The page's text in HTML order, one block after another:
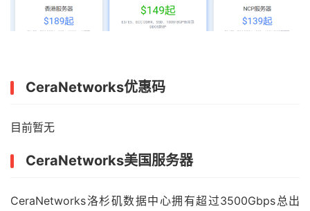
CeraNetworks优惠码
目前暂无
CeraNetworks美国服务器
CeraNetworks洛杉矶数据中心拥有超过3500Gbps总出